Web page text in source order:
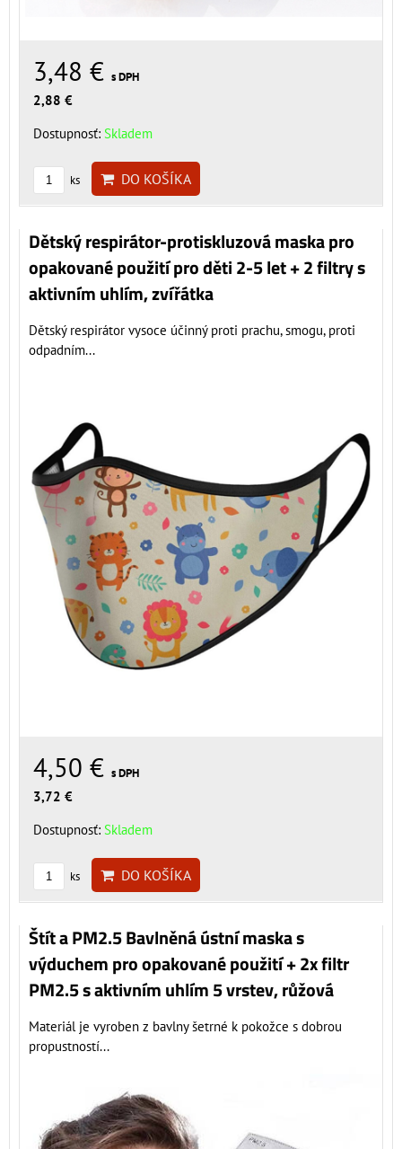
3,48 € s DPH
2,88 €
Dostupnosť: Skladem
ks DO KOŠÍKA
Dětský respirátor-protiskluzová maska pro
opakované použití pro děti 2-5 let + 2 filtry s
aktivním uhlím, zvířátka
Dětský respirátor vysoce účinný proti prachu, smogu, proti
odpadním...
4,50 € s DPH
3,72 €
Dostupnosť: Skladem
ks DO KOŠÍKA
Štít a PM2.5 Bavlněná ústní maska s
výduchem pro opakované použití + 2x filtr
PM2.5 s aktivním uhlím 5 vrstev, růžová
Materiál je vyroben z bavlny šetrné k pokožce s dobrou
propustností...